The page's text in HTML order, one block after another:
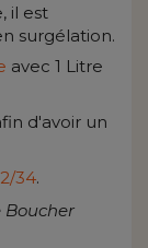
il est
surgélation.
avec 1 Litre
d'avoir un
34.
Boucher